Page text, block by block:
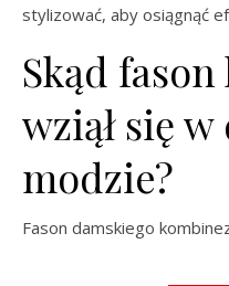
stylizować, aby osiągnąć
Skąd
wziął się
modzie?
Fason damskiego